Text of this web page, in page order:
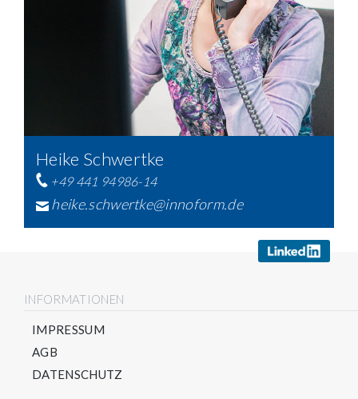
Heike Schwertke
+49 441 94986-14
heike.schwertke@innoform.de
INFORMATIONEN
IMPRESSUM
AGB
DATENSCHUTZ